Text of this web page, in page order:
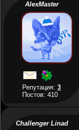
AlexMaster
Репутация:3
Постов: 410
Challenger Linad